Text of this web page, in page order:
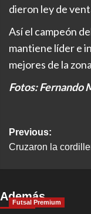
dieron ley de
Así el campeón
mantiene líder e
mejores de la
Fotos: Fernando
Post
Previous:
Cruzaron la
Además
Futsal Premium